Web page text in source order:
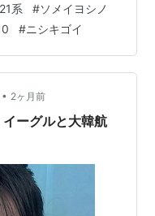
咲き始めたようなの
510[富山] 4月一
通り通過していきま
系 #ソメイヨシノ
#ニシキゴイ
• 2ヶ月前
ーグルと大韓航